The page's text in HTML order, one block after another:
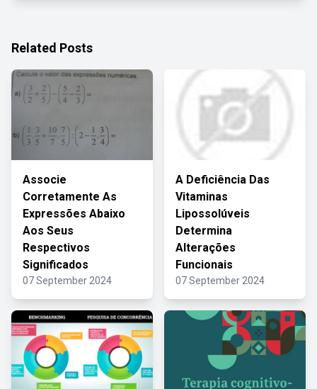
Related Posts
Associe
Corretamente As
Expressões Abaixo
Aos Seus
Respectivos
Significados
07 September 2024
A Deficiência Das
Vitaminas
Lipossolúveis
Determina
Alterações
Funcionais
07 September 2024